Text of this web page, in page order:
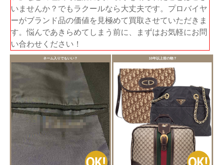
いませんか？でもラクールなら大丈夫です。プロバイヤ
ーがブランド品の価値を見極めて買取させていただきま
す。悩んであきらめてしまう前に、まずはお気軽にお問
い合わせください！
ネーム入りでもいい？ 10年以上前の物？